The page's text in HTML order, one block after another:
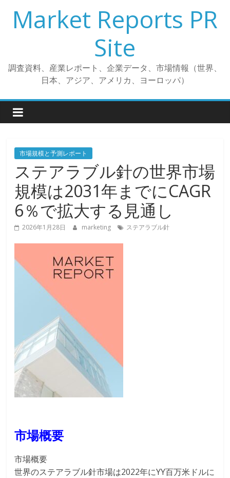
プ
Market Reports PR
Site
調査資料、産業レポート、企業データ、市場情報（世界、
日本、アジア、アメリカ、ヨーロッパ）
市場規模と予測レポート
ステアラブル針の世界市場
規模は2031年までにCAGR
6％で拡大する見通し
2026年1月28日 marketing ステアラブル針
市場概要
市場概要
世界のステアラブル針市場は2022年にYY百万米ドルに